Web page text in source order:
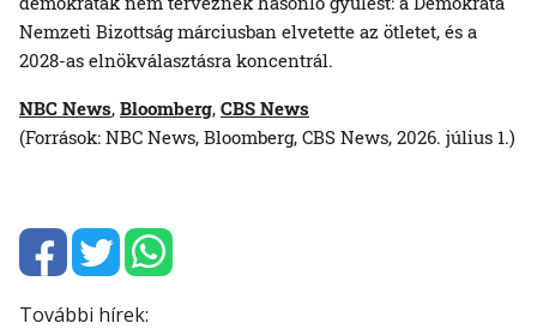
Nemzeti Bizottság márciusban elvetette az ötletet, és a
2028-as elnökválasztásra koncentrál.
NBC News, Bloomberg, CBS News
(Források: NBC News, Bloomberg, CBS News, 2026. július 1.)
További hírek: